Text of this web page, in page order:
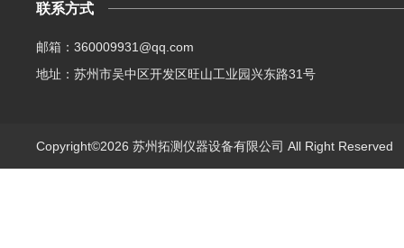
联系方式
邮箱：360009931@qq.com
地址：苏州市吴中区开发区旺山工业园兴东路31号
Copyright©2026 苏州拓测仪器设备有限公司 All Right